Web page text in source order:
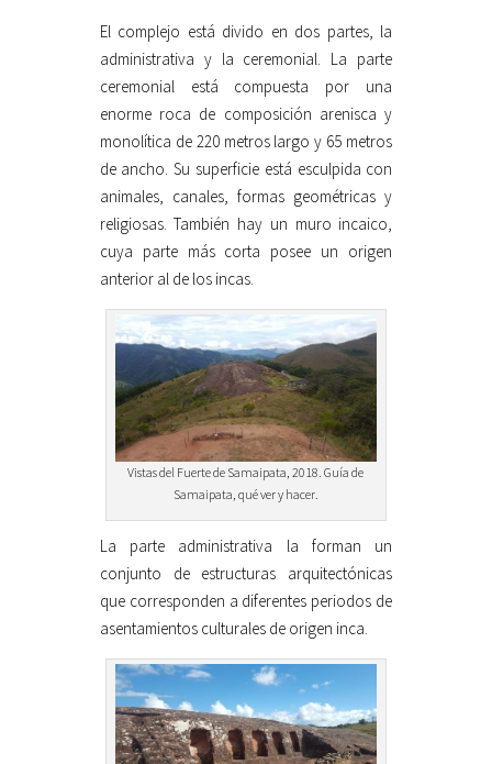
El complejo está divido en dos partes, la
administrativa y la ceremonial. La parte
ceremonial está compuesta por una
enorme roca de composición arenisca y
monolítica de 220 metros largo y 65 metros
de ancho. Su superficie está esculpida con
animales, canales, formas geométricas y
religiosas. También hay un muro incaico,
cuya parte más corta posee un origen
anterior al de los incas.
Vistas del Fuerte de Samaipata, 2018. Guía de
Samaipata, qué ver y hacer.
La parte administrativa la forman un
conjunto de estructuras arquitectónicas
que corresponden a diferentes periodos de
asentamientos culturales de origen inca.